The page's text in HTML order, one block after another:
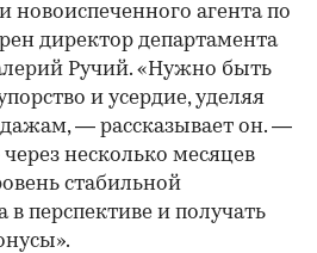
новоиспеченного агента по
директор департамента
Ручий. «Нужно быть
и усердие, уделяя
— рассказывает он. —
несколько месяцев
стабильной
в перспективе и получать